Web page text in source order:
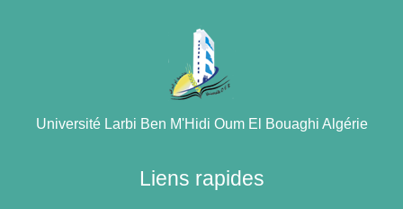
Université Larbi Ben M'Hidi Oum El Bouaghi Algérie
Liens rapides